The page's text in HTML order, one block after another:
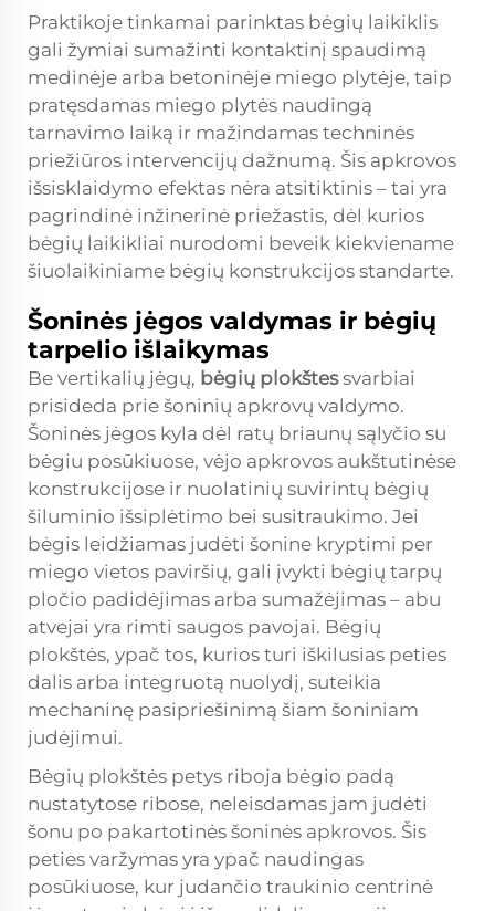
Praktikoje tinkamai parinktas bėgių laikiklis
gali žymiai sumažinti kontaktinį spaudimą
medinėje arba betoninėje miego plytėje, taip
pratęsdamas miego plytės naudingą
tarnavimo laiką ir mažindamas techninės
priežiūros intervencijų dažnumą. Šis apkrovos
išsisklaidymo efektas nėra atsitiktinis – tai yra
pagrindinė inžinerinė priežastis, dėl kurios
bėgių laikikliai nurodomi beveik kiekviename
šiuolaikiniame bėgių konstrukcijos standarte.
Šoninės jėgos valdymas ir bėgių
tarpelio išlaikymas
Be vertikalių jėgų, bėgių plokštessvarbiai
prisideda prie šoninių apkrovų valdymo.
Šoninės jėgos kyla dėl ratų briaunų sąlyčio su
bėgiu posūkiuose, vėjo apkrovos aukštutinėse
konstrukcijose ir nuolatinių suvirintų bėgių
šiluminio išsiplėtimo bei susitraukimo. Jei
bėgis leidžiamas judėti šonine kryptimi per
miego vietos paviršių, gali įvykti bėgių tarpų
pločio padidėjimas arba sumažėjimas – abu
atvejai yra rimti saugos pavojai. Bėgių
plokštės, ypač tos, kurios turi iškilusias peties
dalis arba integruotą nuolydį, suteikia
mechaninę pasipriešinimą šiam šoniniam
judėjimui.
Bėgių plokštės petys riboja bėgio padą
nustatytose ribose, neleisdamas jam judėti
šonu po pakartotinės šoninės apkrovos. Šis
peties varžymas yra ypač naudingas
posūkiuose, kur judančio traukinio centrinė